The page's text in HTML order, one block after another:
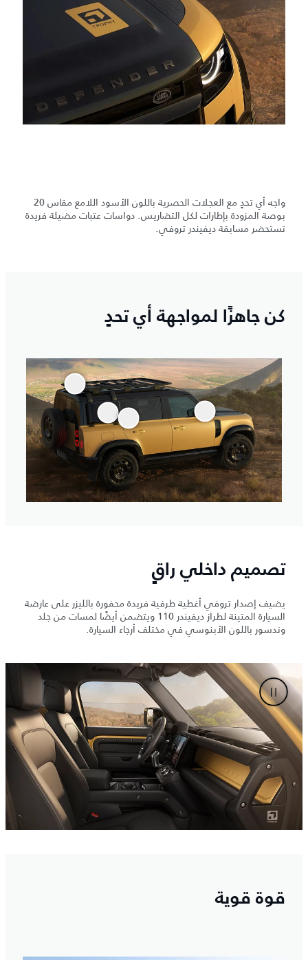
واجه أي تحدٍ مع العجلات الحصرية باللون الأسود اللامع مقاس 20
بوصة المزودة بإطارات لكل التضاريس. دواسات عتبات مضيئة فريدة
تستحضر مسابقة ديفيندر تروفي.
كن جاهزًا لمواجهة أي تحدٍ
تصميم داخلي راقٍ
يضيف إصدار تروفي أغطية طرفية فريدة محفورة بالليزر على عارضة
السيارة المتينة لطراز ديفيندر 110 ويتضمن أيضًا لمسات من جلد
وندسور باللون الأبنوسي في مختلف أرجاء السيارة.
قوة قوية